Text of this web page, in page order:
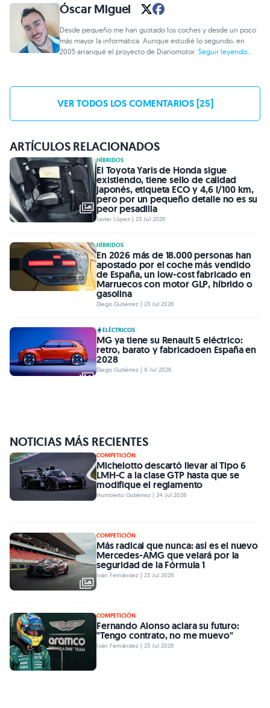
Óscar Miguel
Desde pequeño me han gustado los coches y desde un poco
más mayor la informática. Aunque estudié lo segundo, en
2005 arranqué el proyecto de Diariomotor.Seguir leyendo...
VER TODOS LOS COMENTARIOS [25]
ARTÍCULOS RELACIONADOS
HÍBRIDOS
El Toyota Yaris de Honda sigue
existiendo, tiene sello de calidad
japonés, etiqueta ECO y 4,6 l/100 km,
pero por un pequeño detalle no es su
peor pesadilla
Javier López | 23 Jul 2026
HÍBRIDOS
En 2026 más de 18.000 personas han
apostado por el coche más vendido
de España, un low-cost fabricado en
Marruecos con motor GLP, híbrido o
gasolina
Diego Gutiérrez | 23 Jul 2026
ELÉCTRICOS
MG ya tiene su Renault 5 eléctrico:
retro, barato y fabricadoen España en
2028
Diego Gutiérrez | 9 Jul 2026
NOTICIAS MÁS RECIENTES
COMPETICIÓN
Michelotto descartó llevar al Tipo 6
LMH-C a la clase GTP hasta que se
modifique el reglamento
Humberto Gutiérrez | 24 Jul 2026
COMPETICIÓN
Más radical que nunca: así es el nuevo
Mercedes-AMG que velará por la
seguridad de la Fórmula 1
Iván Fernández | 23 Jul 2026
COMPETICIÓN
Fernando Alonso aclara su futuro:
"Tengo contrato, no me muevo"
Iván Fernández | 23 Jul 2026